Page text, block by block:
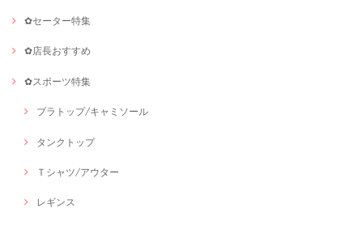
✿セーター特集
✿店長おすすめ
✿スポーツ特集
ブラトップ/キャミソール
タンクトップ
Ｔシャツ/アウター
レギンス